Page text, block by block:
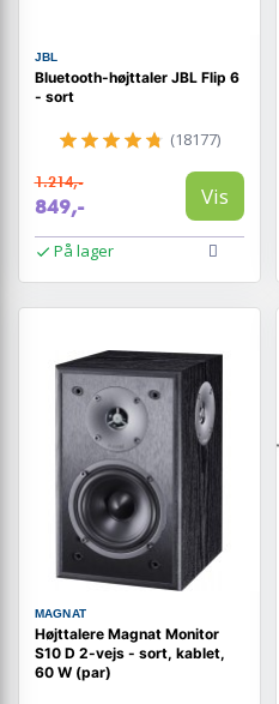
JBL
Bluetooth-højttaler JBL Flip 6
- sort
(18177)
1.214,-
849,- Vis
På lager
MAGNAT
Højttalere Magnat Monitor
S10 D 2-vejs - sort, kablet,
60 W (par)